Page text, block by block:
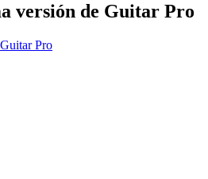
versión de Guitar Pro
Pro